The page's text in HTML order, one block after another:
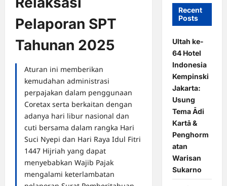
Pelaporan SPT
Tahunan 2025
Aturan ini memberikan
kemudahan administrasi
perpajakan dalam penggunaan
Coretax serta berkaitan dengan
adanya hari libur nasional dan
cuti bersama dalam rangka Hari
Suci Nyepi dan Hari Raya Idul Fitri
1447 Hijriah yang dapat
menyebabkan Wajib Pajak
mengalami keterlambatan
Recent
Posts
Ultah ke-
64 Hotel
Indonesia
Kempinski
Jakarta:
Usung
Tema Ādi
Kartā &
Penghorm
atan
Warisan
Sukarno